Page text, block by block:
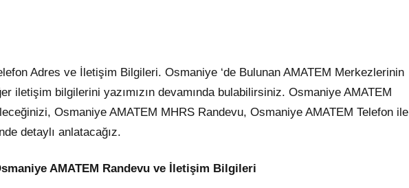
Adres ve İletişim Bilgileri. Osmaniye ‘de Bulunan AMATEM Merkezlerinin
iletişim bilgilerini yazımızın devamında bulabilirsiniz. Osmaniye AMATEM
Osmaniye AMATEM MHRS Randevu, Osmaniye AMATEM Telefon ile
detaylı anlatacağız.
AMATEM Randevu ve İletişim Bilgileri